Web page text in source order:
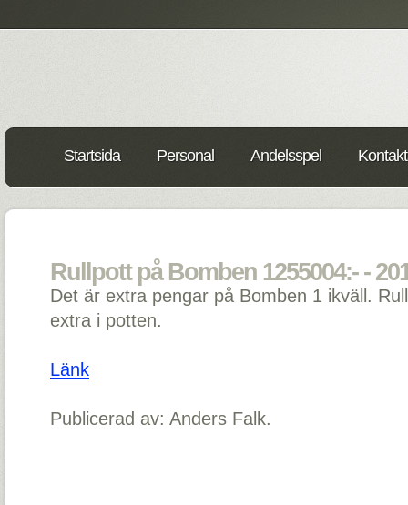
Startsida Personal Andelsspel
Rullpott på Bomben 1255004:- -
Det är extra pengar på Bomben 1 ikväll.
extra i potten.
Länk
Publicerad av: Anders Falk.